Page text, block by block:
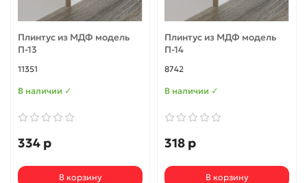
Плинтус из МДФ модель
П-13
11351
В наличии ✓
334 р
В корзину
Плинтус из МДФ модель
П-14
8742
В наличии ✓
318 р
В корзину